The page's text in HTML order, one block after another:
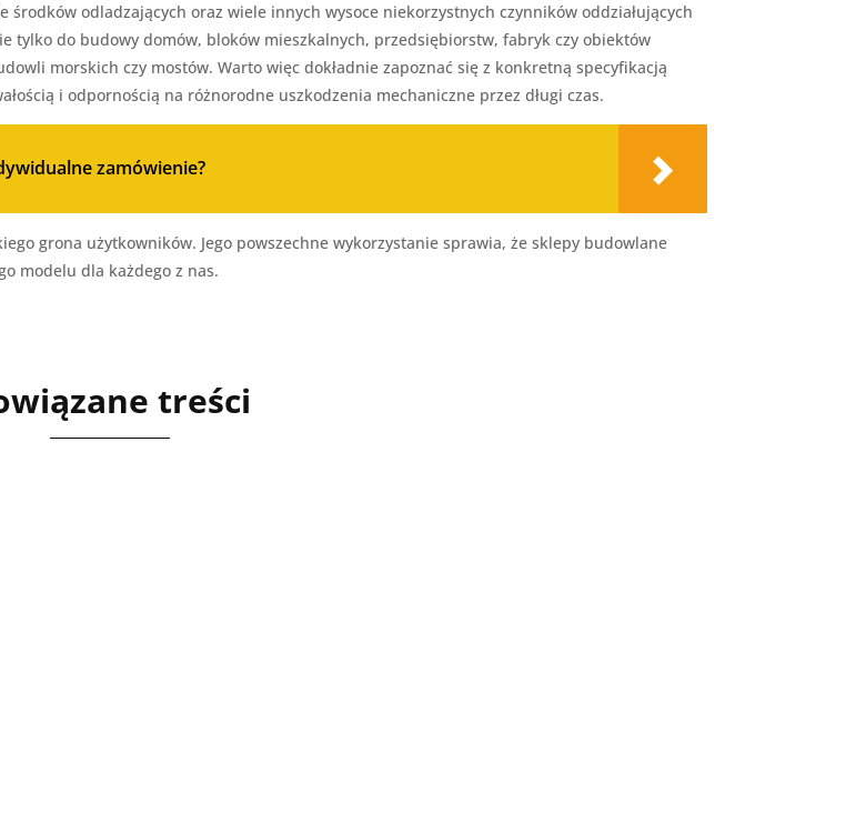
środków odladzających oraz wiele innych wysoce niekorzystnych czynników oddziałujących
tylko do budowy domów, bloków mieszkalnych, przedsiębiorstw, fabryk czy obiektów
morskich czy mostów. Warto więc dokładnie zapoznać się z konkretną specyfikacją
i odpornością na różnorodne uszkodzenia mechaniczne przez długi czas.
zamówienie?
grona użytkowników. Jego powszechne wykorzystanie sprawia, że sklepy budowlane
modelu dla każdego z nas.
treści